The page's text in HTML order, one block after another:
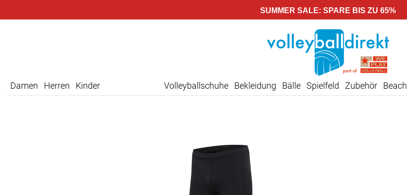
SUMMER SALE: SPARE BIS ZU 65%
Damen Herren Kinder Volleyballschuhe Bekleidung Bälle Spielfeld Zubehör Beach